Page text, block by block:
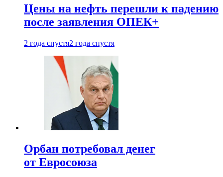
Цены на нефть перешли к падению
после заявления ОПЕК+
2 года спустя2 года спустя
Орбан потребовал денег
от Евросоюза